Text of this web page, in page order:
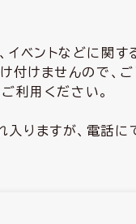
イベントなどに関
けませんので、ご
ご利用ください。
りますが、電話に